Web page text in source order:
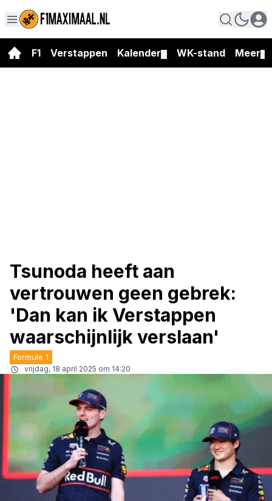
F1 Verstappen Kalender WK-stand Meer
Tsunoda heeft aan
vertrouwen geen gebrek:
'Dan kan ik Verstappen
waarschijnlijk verslaan'
Formule 1
vrijdag, 18 april 2025 om 14:20